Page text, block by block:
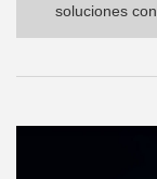
soluciones
a